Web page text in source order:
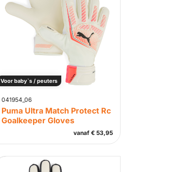
Voor baby`s / peuters
041954_06
Puma Ultra Match Protect Rc
Goalkeeper Gloves
vanaf € 53,95